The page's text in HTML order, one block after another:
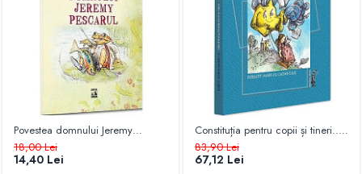
Povestea domnului Jeremy
pescarul
18,00 Lei
14,40 Lei
Constituția pentru copii și tineri...
de toate vârstele
83,90 Lei
67,12 Lei